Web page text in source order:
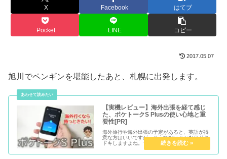
X Facebook はてブ
Pocket LINE コピー
2017.05.07
旭川でペンギンを堪能したあと、札幌に出発します。
【実機レビュー】海外出張を経て感じ
た、ポケトークS Plusの使い心地と重
要性[PR]
海外旅行や海外出張の予定があると、英語が得
意な方はいいですが、そうでないとかなりドキ
ドキしますよね。できれば英語をしっかりトレ
ーニングしていきたいですが、仕事など立て込
んでいるとなかなかそんな時間はない……。 そ